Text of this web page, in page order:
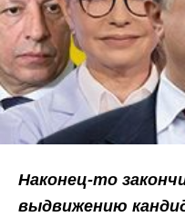
Наконец-то
выдвижению